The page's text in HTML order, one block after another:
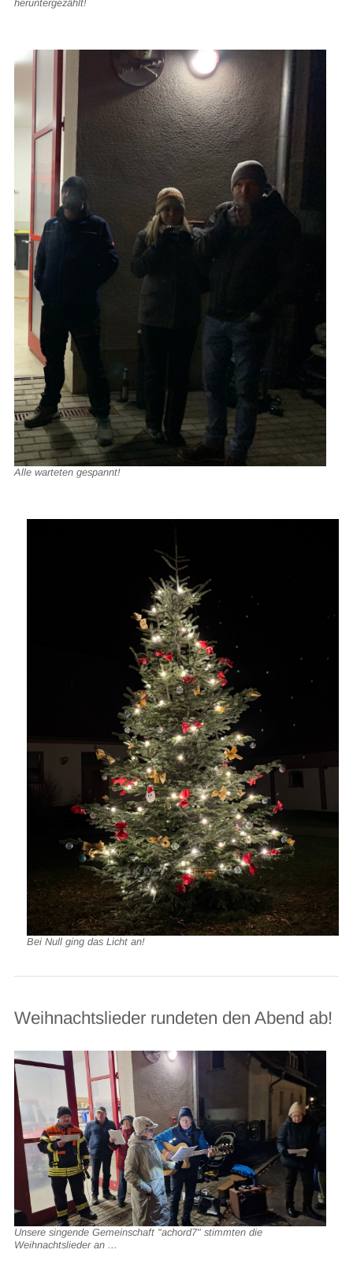
heruntergezählt!
Alle warteten gespannt!
Bei Null ging das Licht an!
Weihnachtslieder rundeten den Abend ab!
Unsere singende Gemeinschaft "achord7" stimmten die
Weihnachtslieder an ...